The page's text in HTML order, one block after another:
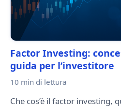
Factor Investing:
guida per l’investitore
10 min di lettura
Che cos’è il factor investing,